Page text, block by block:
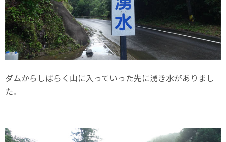
ダムからしばらく山に入っていった先に湧き水がありまし
た。